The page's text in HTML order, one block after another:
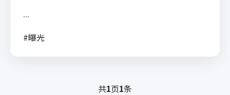
...
#曝光
共1页1条